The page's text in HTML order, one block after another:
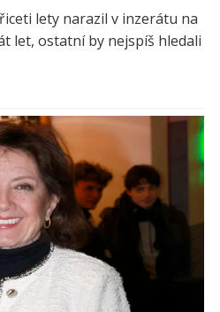
lety narazil v inzerátu na
let, ostatní by nejspíš hledali